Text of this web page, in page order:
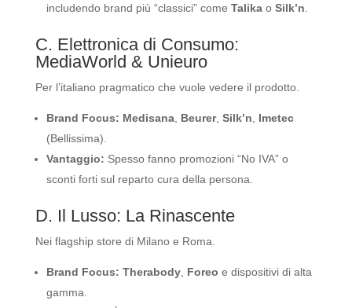
includendo brand più “classici” come Talikao Silk’n
C. Elettronica di Consumo:
MediaWorld & Unieuro
Per l’italiano pragmatico che vuole vedere il prodotto.
Brand Focus: Medisana, Beurer, Silk’n
Imetec
(Bellissima).
Vantaggio: Spesso fanno promozioni “No IVA” o
sconti forti sul reparto cura della persona.
D. Il Lusso: La Rinascente
Nei flagship store di Milano e Roma.
Brand Focus: Therabody, Foreo e dispositivi di alta
gamma.